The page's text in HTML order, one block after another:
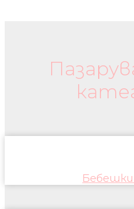
Бебешки